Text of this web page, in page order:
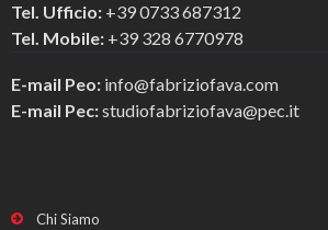
Tel. Ufficio: +39 0733 687312
Tel. Mobile: +39 328 6770978
E-mail Peo: info@fabriziofava.com
E-mail Pec:studiofabriziofava@pec.it
Chi Siamo